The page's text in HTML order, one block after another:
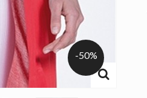
-50%